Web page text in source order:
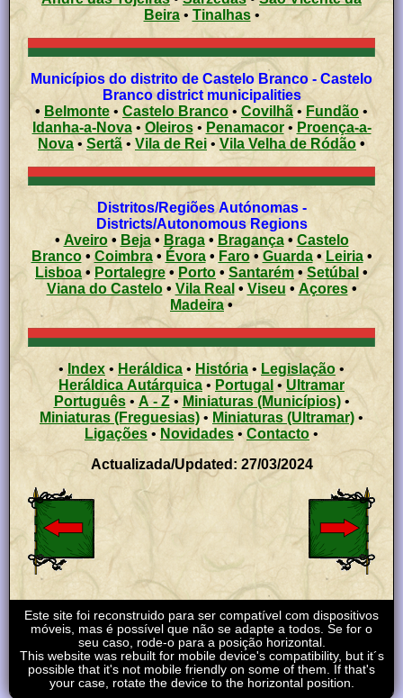
Beira • Tinalhas•
Municípios do distrito de Castelo Branco - Castelo
Branco district municipalities
• Belmonte • Castelo Branco • Covilhã• Fundão •
Idanha-a-Nova• Oleiros• Penamacor• Proença-a-
Nova • Sertã • Vila de Rei • Vila Velha de Ródão •
Distritos/Regiões Autónomas -
Districts/Autonomous Regions
• Aveiro• Beja• Braga• Bragança• Castelo
Branco•Coimbra• Évora• Faro• Guarda•Leiria•
Lisboa•Portalegre• Porto • Santarém • Setúbal •
Viana do Castelo• Vila Real • Viseu •Açores •
Madeira •
• Index • Heráldica • História • Legislação •
Heráldica Autárquica • Portugal • Ultramar
Português• A - Z• Miniaturas (Municípios)•
Miniaturas (Freguesias) • Miniaturas (Ultramar) •
Ligações •Novidades•Contacto •
Actualizada/Updated: 27/03/2024
Este site foi reconstruido para ser compatível com dispositivos
móveis, mas é possível que não se adapte a todos. Se for o
seu caso, rode-o para a posição horizontal.
This website was rebuilt for mobile device's compatibility, but it´s
possible that it's not mobile friendly on some of them. If that's
your case, rotate the device to the horizontal position.